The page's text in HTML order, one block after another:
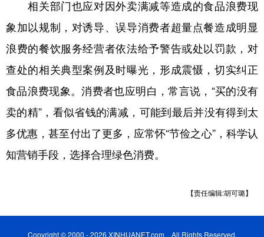
相关部门也应对因外卖满减等造成的食品浪费现
象加以规制，对诱导、误导消费者超量点餐造成明显
浪费的餐饮服务经营者依法给予警告或处以罚款，对
查处的相关典型案例及时曝光，形成震慑，切实纠正
食品浪费现象。消费者也应明白，常言说，“买的没有
卖的精”，看似省钱的满减，可能到最后并没有得到太
多优惠，甚至付出了更多，应常怀“节俭之心”，科学认
知营销手段，选择合理绿色消费。
【责任编辑:胡可璐】
Copyright © 2000 - 2026 XINHUANET.com All Rights Reserved.